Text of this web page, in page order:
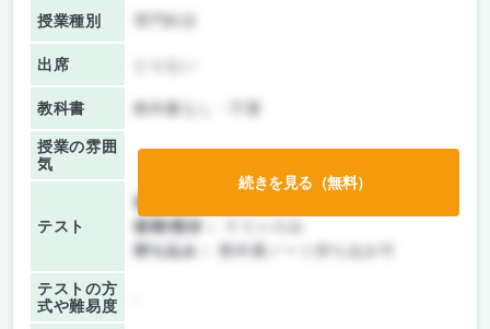
授業種別
出席
教科書 教科書なし・不要
授業の雰囲
気
テスト
前期/中間：
後期/期末：
持ち込み：
教科書ノート持ち込み可
テストの方
式や難易度
続きを見る（無料）